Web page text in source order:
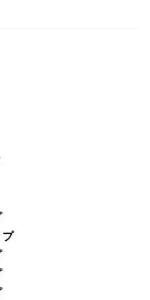
プ